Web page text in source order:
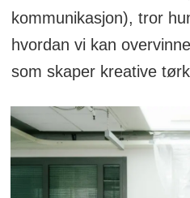
kommunikasjon), tror
hvordan vi kan
som skaper kreative